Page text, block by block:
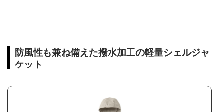
防風性も兼ね備えた撥水加工の軽量シェルジャ
ケット